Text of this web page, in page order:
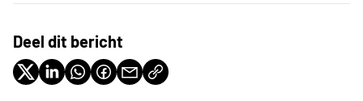
Deel dit bericht